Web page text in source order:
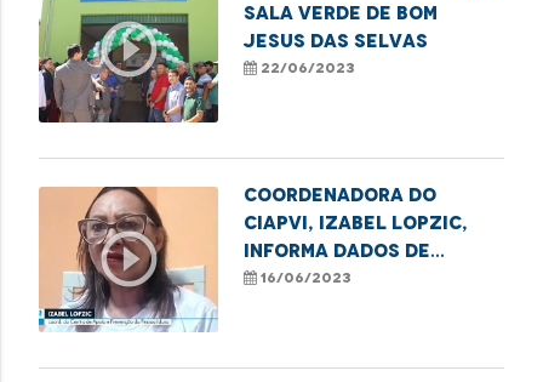
play_circle_outline
SALA VERDE DE BOM
JESUS DAS SELVAS
22/06/2023
play_circle_outline
Coordenadora do
CIAPVI, Izabel Lopzic,
informa dados de
violência contra
16/06/2023